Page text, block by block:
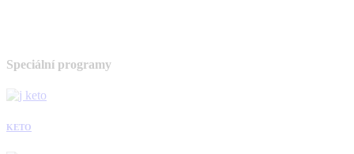
Speciální programy
KETO